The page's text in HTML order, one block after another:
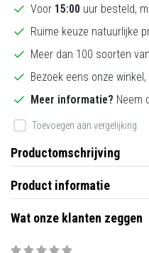
Voor 15:00 uur besteld,
Ruime keuze natuurlijke
Meer dan 100 soorten
Bezoek eens onze winkel,
Meer informatie? Neem
Toevoegen aan vergelijking
Productomschrijving
Product informatie
Wat onze klanten zeggen